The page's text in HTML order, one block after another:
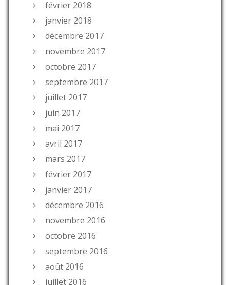
février 2018
janvier 2018
décembre 2017
novembre 2017
octobre 2017
septembre 2017
juillet 2017
juin 2017
mai 2017
avril 2017
mars 2017
février 2017
janvier 2017
décembre 2016
novembre 2016
octobre 2016
septembre 2016
août 2016
juillet 2016